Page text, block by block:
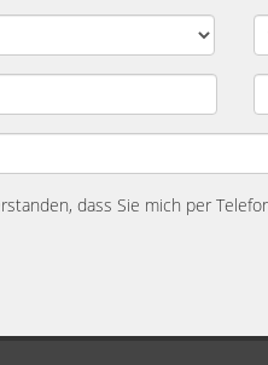
dass Sie mich per